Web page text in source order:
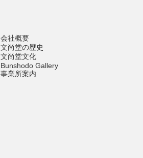
会社概要
文尚堂の歴史
文尚堂文化
Bunshodo Gallery
事業所案内